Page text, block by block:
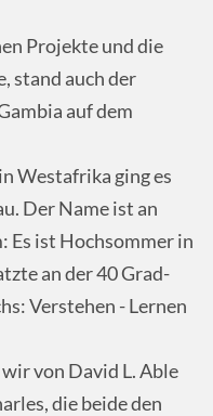
Projekte und die
stand auch der
auf dem
Westafrika ging es
Der Name ist an
Es ist Hochsommer in
an der 40 Grad-
Verstehen - Lernen
von David L. Able
die beide den